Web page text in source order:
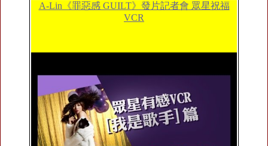
A-Lin《罪惡感 GUILT》發片記者會 眾星祝福
VCR